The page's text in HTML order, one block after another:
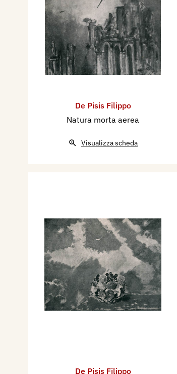
De Pisis Filippo
Natura morta aerea
Visualizza scheda
De Pisis Filippo